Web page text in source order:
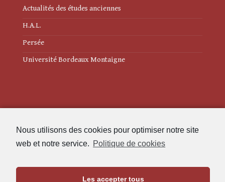
Nous utilisons des cookies pour optimiser notre site
web et notre service. Politique de cookies
Les accepter tous
Actualités des études anciennes
H.A.L.
Persée
Université Bordeaux Montaigne
Politique de cookies (UE)